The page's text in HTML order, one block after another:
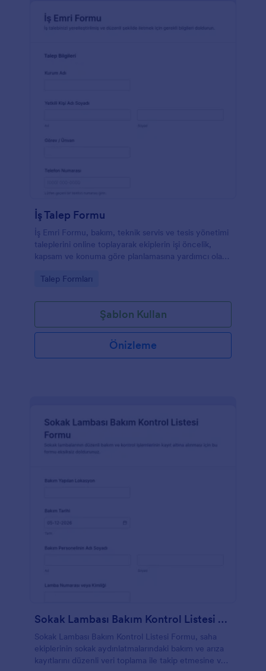
İş Talep Formu
İş Emri Formu, bakım, teknik servis ve tesis yönetimi
taleplerini online toplayarak ekiplerin işi öncelik,
kapsam ve konuma göre planlamasına yardımcı olan
Go to Category:
Talep Formları
Şablon Kullan
Önizleme
Sokak Lambası Bakım Kontrol Listesi Formu
Sokak Lambası Bakım Kontrol Listesi Formu, saha
ekiplerinin sokak aydınlatmalarındaki bakım ve arıza
kayıtlarını düzenli veri toplama ile takip etmesine ve